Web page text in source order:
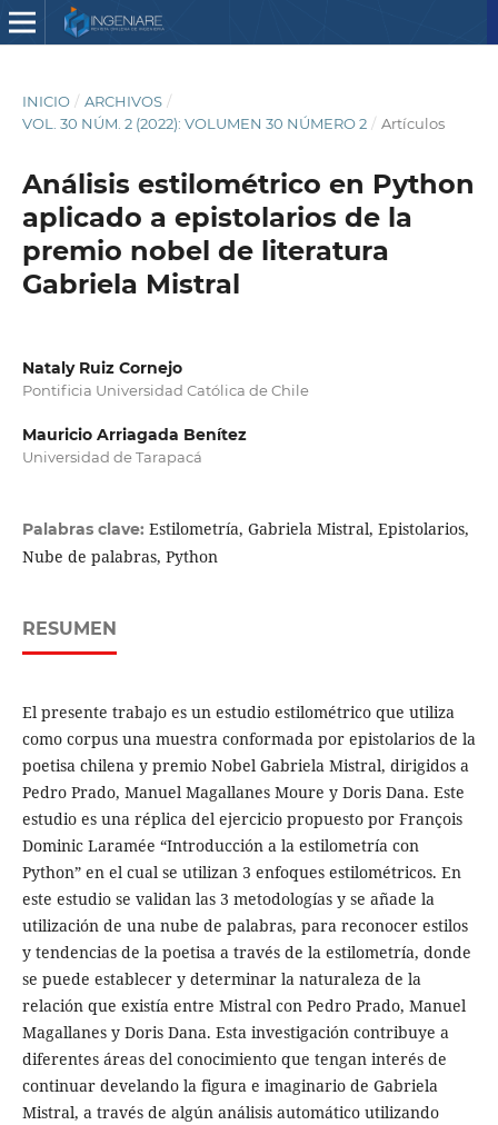
INICIO / ARCHIVOS /
VOL. 30 NÚM. 2 (2022): VOLUMEN 30 NÚMERO 2 / Artículos
Análisis estilométrico en Python
aplicado a epistolarios de la
premio nobel de literatura
Gabriela Mistral
Nataly Ruiz Cornejo
Pontificia Universidad Católica de Chile
Mauricio Arriagada Benítez
Universidad de Tarapacá
Palabras clave: Estilometría, Gabriela Mistral, Epistolarios,
Nube de palabras, Python
RESUMEN
El presente trabajo es un estudio estilométrico que utiliza
como corpus una muestra conformada por epistolarios de la
poetisa chilena y premio Nobel Gabriela Mistral, dirigidos a
Pedro Prado, Manuel Magallanes Moure y Doris Dana. Este
estudio es una réplica del ejercicio propuesto por François
Dominic Laramée “Introducción a la estilometría con
Python” en el cual se utilizan 3 enfoques estilométricos. En
este estudio se validan las 3 metodologías y se añade la
utilización de una nube de palabras, para reconocer estilos
y tendencias de la poetisa a través de la estilometría, donde
se puede establecer y determinar la naturaleza de la
relación que existía entre Mistral con Pedro Prado, Manuel
Magallanes y Doris Dana. Esta investigación contribuye a
diferentes áreas del conocimiento que tengan interés de
continuar develando la figura e imaginario de Gabriela
Mistral, a través de algún análisis automático utilizando